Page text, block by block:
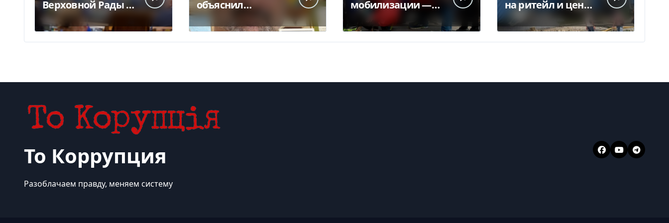
Верховной Рады —
куда исчез 71
народный депутат
за семь лет
объяснил
конфликт
Укрпочты с НБУ из-
за платежек
мобилизации —
кто из украинцев
потеряет право на
временную
на ритейл и цены
— Delo.ua
То Коррупция
Разоблачаем правду, меняем систему